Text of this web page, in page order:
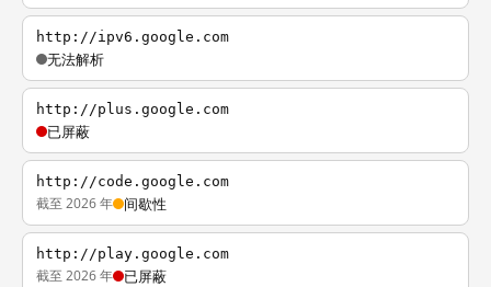
http://ipv6.google.com
无法解析
http://plus.google.com
已屏蔽
http://code.google.com
截至 2026 年 间歇性
http://play.google.com
截至 2026 年 已屏蔽